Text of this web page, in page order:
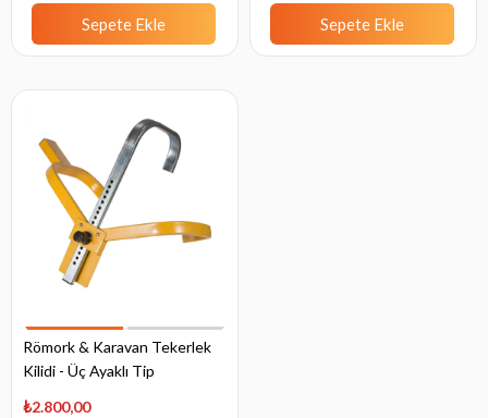
Sepete Ekle Sepete Ekle
Römork & Karavan Tekerlek
Kilidi - Üç Ayaklı Tip
₺2.800,00